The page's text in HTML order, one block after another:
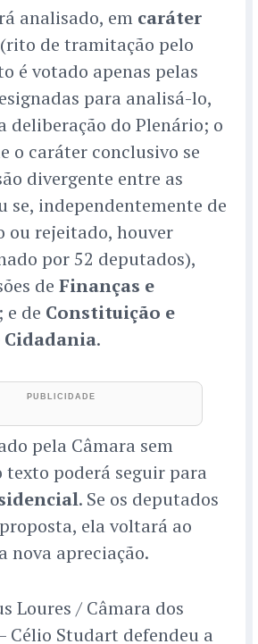
analisado, em caráter
(rito de tramitação pelo
é votado apenas pelas
para analisá-lo,
deliberação do Plenário; o
o caráter conclusivo se
divergente entre as
se, independentemente de
ou rejeitado, houver
por 52 deputados),
de Finanças e
; e de Constituição e
Cidadania.
pela Câmara sem
texto poderá seguir para
. Se os deputados
ela voltará ao
nova apreciação.
Loures / Câmara dos
Célio Studart defendeu a